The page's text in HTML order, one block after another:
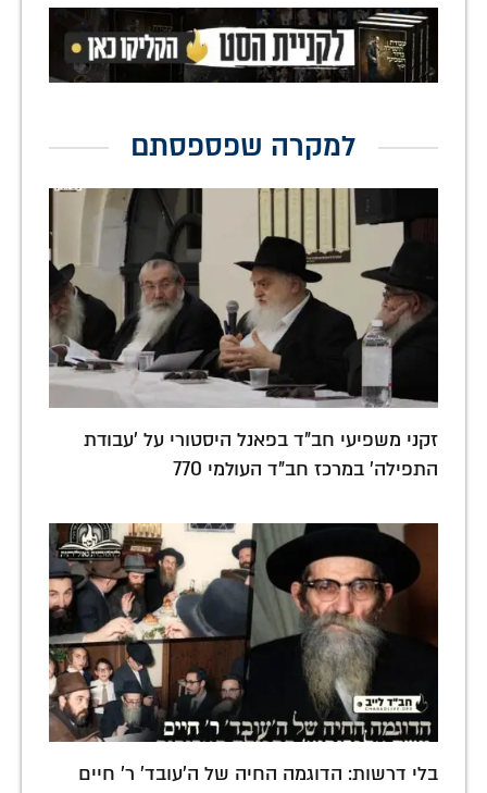
למקרה שפספסתם
זקני משפיעי חב"ד בפאנל היסטורי על 'עבודת
התפילה' במרכז חב"ד העולמי 770
בלי דרשות: הדוגמה החיה של ה'עובד' ר' חיים